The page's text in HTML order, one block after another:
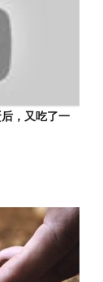
，又吃了一